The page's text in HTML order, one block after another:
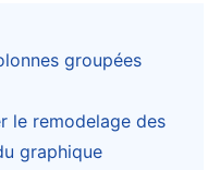
groupées
le remodelage des
graphique